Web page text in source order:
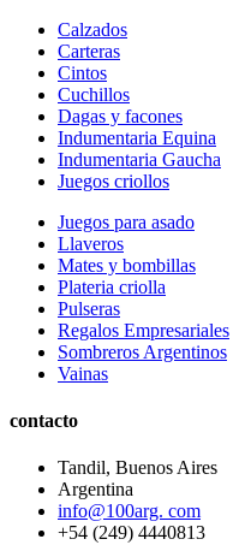
Calzados
Carteras
Cintos
Cuchillos
Dagas y facones
Indumentaria Equina
Indumentaria Gaucha
Juegos criollos
Juegos para asado
Llaveros
Mates y bombillas
Plateria criolla
Pulseras
Regalos Empresariales
Sombreros Argentinos
Vainas
contacto
Tandil, Buenos Aires
Argentina
info@100arg. com
+54 (249) 4440813